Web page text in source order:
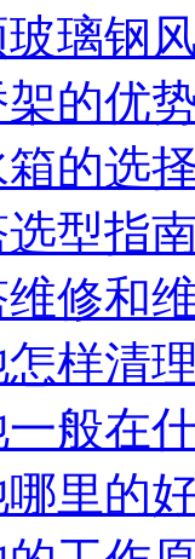
璃钢
的优
的选
型指
修和
样清
般在
里的